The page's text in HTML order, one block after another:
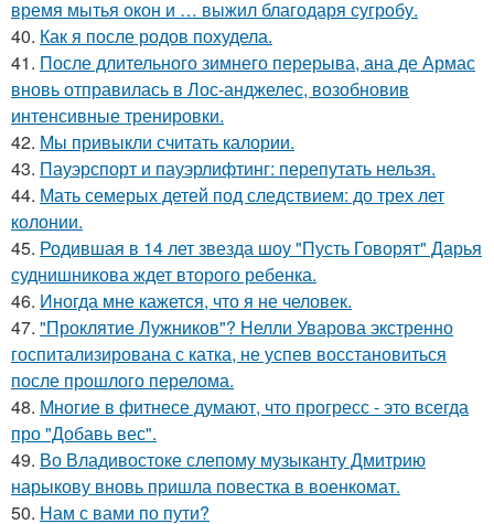
время мытья окон и … выжил благодаря сугробу.
40. Как я после родов похудела.
41. После длительного зимнего перерыва, ана де Армас
вновь отправилась в Лос-анджелес, возобновив
интенсивные тренировки.
42. Мы привыкли считать калории.
43. Пауэрспорт и пауэрлифтинг: перепутать нельзя.
44. Мать семерых детей под следствием: до трех лет
колонии.
45. Родившая в 14 лет звезда шоу "Пусть Говорят" Дарья
суднишникова ждет второго ребенка.
46. Иногда мне кажется, что я не человек.
47. "Проклятие Лужников"? Нелли Уварова экстренно
госпитализирована с катка, не успев восстановиться
после прошлого перелома.
48. Многие в фитнесе думают, что прогресс - это всегда
про "Добавь вес".
49. Во Владивостоке слепому музыканту Дмитрию
нарыкову вновь пришла повестка в военкомат.
50. Нам с вами по пути?